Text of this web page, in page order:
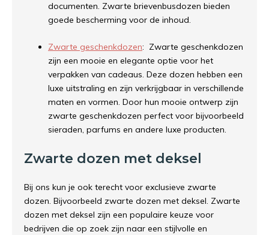
documenten. Zwarte brievenbusdozen bieden
goede bescherming voor de inhoud.
Zwarte geschenkdozen: Zwarte geschenkdozen
zijn een mooie en elegante optie voor het
verpakken van cadeaus. Deze dozen hebben een
luxe uitstraling en zijn verkrijgbaar in verschillende
maten en vormen. Door hun mooie ontwerp zijn
zwarte geschenkdozen perfect voor bijvoorbeeld
sieraden, parfums en andere luxe producten.
Zwarte dozen met deksel
Bij ons kun je ook terecht voor exclusieve zwarte
dozen. Bijvoorbeeld zwarte dozen met deksel. Zwarte
dozen met deksel zijn een populaire keuze voor
bedrijven die op zoek zijn naar een stijlvolle en